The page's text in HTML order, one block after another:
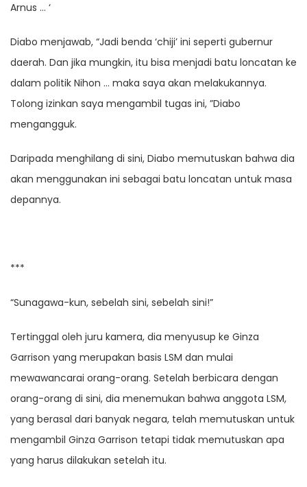
Arnus … ‘
Diabo menjawab, “Jadi benda ‘chiji’ ini seperti gubernur
daerah. Dan jika mungkin, itu bisa menjadi batu loncatan ke
dalam politik Nihon … maka saya akan melakukannya.
Tolong izinkan saya mengambil tugas ini, ”Diabo
mengangguk.
Daripada menghilang di sini, Diabo memutuskan bahwa dia
akan menggunakan ini sebagai batu loncatan untuk masa
depannya.
***
“Sunagawa-kun, sebelah sini, sebelah sini!”
Tertinggal oleh juru kamera, dia menyusup ke Ginza
Garrison yang merupakan basis LSM dan mulai
mewawancarai orang-orang. Setelah berbicara dengan
orang-orang di sini, dia menemukan bahwa anggota LSM,
yang berasal dari banyak negara, telah memutuskan untuk
mengambil Ginza Garrison tetapi tidak memutuskan apa
yang harus dilakukan setelah itu.